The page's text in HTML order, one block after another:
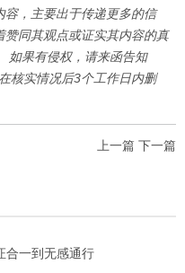
容，主要出于传递更多的信
同其观点或证实其内容的真
如果有侵权，请来函告知
核实情况后3个工作日内删
上一篇 下一篇
合一到无感通行